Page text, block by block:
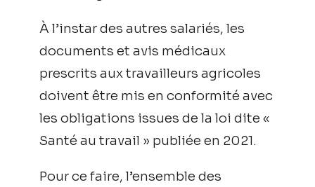
À l’instar des autres salariés, les
documents et avis médicaux
prescrits aux travailleurs agricoles
doivent être mis en conformité avec
les obligations issues de la loi dite «
Santé au travail » publiée en 2021.
Pour ce faire, l’ensemble des